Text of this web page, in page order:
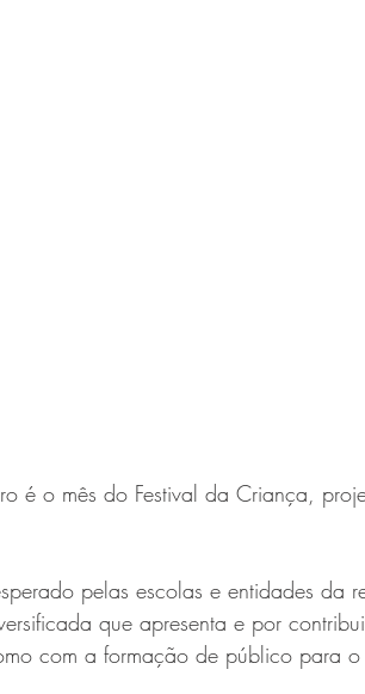
é o mês do Festival da Criança,
pelas escolas e entidades da
que apresenta e por
com a formação de público para